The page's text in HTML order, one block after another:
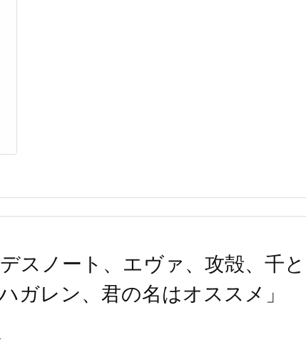
スノート、エヴァ、攻殻、千と
ガレン、君の名はオススメ」